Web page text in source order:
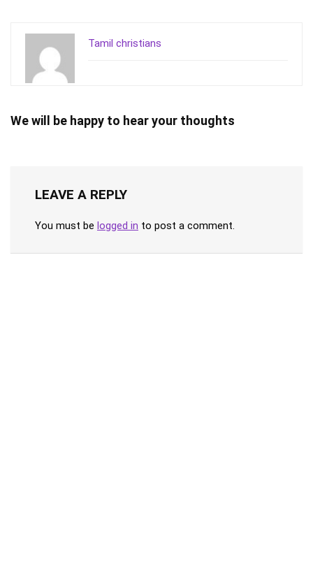
Tamil christians
We will be happy to hear your thoughts
LEAVE A REPLY
You must be logged in to post a comment.